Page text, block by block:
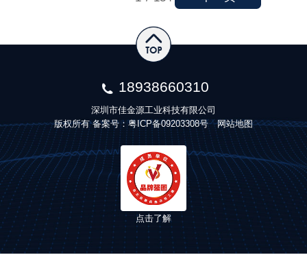
18938660310
深圳市佳金源工业科技有限公司
版权所有 备案号：粤ICP备09203308号 网站地图
点击了解